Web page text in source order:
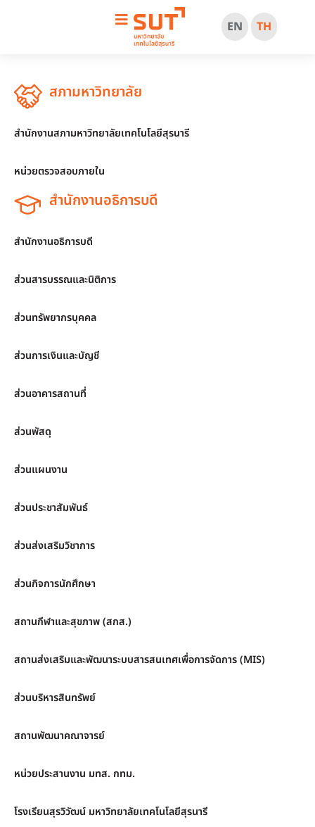
EN TH
สภามหาวิทยาลัย
สำนักงานสภามหาวิทยาลัยเทคโนโลยีสุรนารี
หน่วยตรวจสอบภายใน
สำนักงานอธิการบดี
สำนักงานอธิการบดี
ส่วนสารบรรณและนิติการ
ส่วนทรัพยากรบุคคล
ส่วนการเงินและบัญชี
ส่วนอาคารสถานที่
ส่วนพัสดุ
ส่วนแผนงาน
ส่วนประชาสัมพันธ์
ส่วนส่งเสริมวิชาการ
ส่วนกิจการนักศึกษา
สถานกีฬาและสุขภาพ (สกส.)
สถานส่งเสริมและพัฒนาระบบสารสนเทศเพื่อการจัดการ (MIS)
ส่วนบริหารสินทรัพย์
สถานพัฒนาคณาจารย์
หน่วยประสานงาน มทส. กทม.
โรงเรียนสุรวิวัฒน์ มหาวิทยาลัยเทคโนโลยีสุรนารี